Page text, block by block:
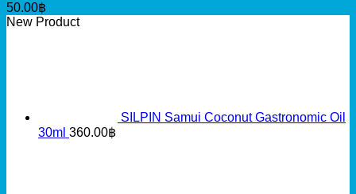
50.00฿
New Product
SILPIN Samui Coconut Gastronomic Oil
30ml 360.00฿